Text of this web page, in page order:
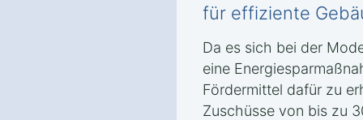
für effiziente
Da es sich bei der
eine
Fördermittel dafür zu
Zuschüsse von bis zu